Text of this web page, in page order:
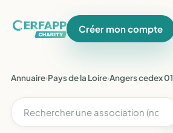
Créer mon compte
Annuaire›Pays de la Loire›Angers cedex 01